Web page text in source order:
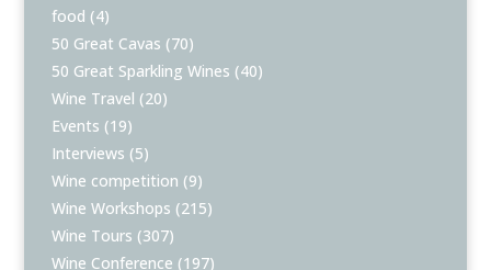
food (4)
50 Great Cavas (70)
50 Great Sparkling Wines (40)
Wine Travel (20)
Events (19)
Interviews (5)
Wine competition (9)
Wine Workshops (215)
Wine Tours (307)
Wine Conference (197)